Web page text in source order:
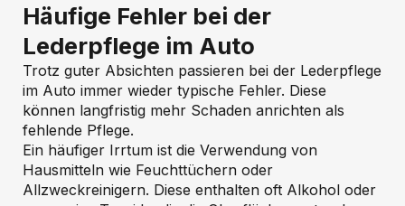
Häufige Fehler bei der
Lederpflege im Auto
Trotz guter Absichten passieren bei der Lederpflege
im Auto immer wieder typische Fehler. Diese
können langfristig mehr Schaden anrichten als
fehlende Pflege.
Ein häufiger Irrtum ist die Verwendung von
Hausmitteln wie Feuchttüchern oder
Allzweckreinigern. Diese enthalten oft Alkohol oder